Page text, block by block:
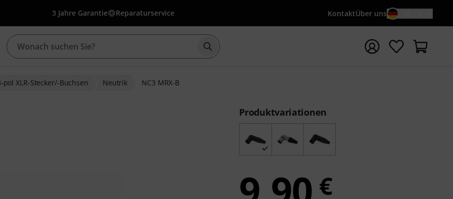
3 Jahre Garantie Reparaturservice KontaktÜber uns
Suche mit Suchwort {searchTerm} starten
pol XLR-Stecker/-Buchsen Neutrik NC3 MRX-B
Produktvariationen
€